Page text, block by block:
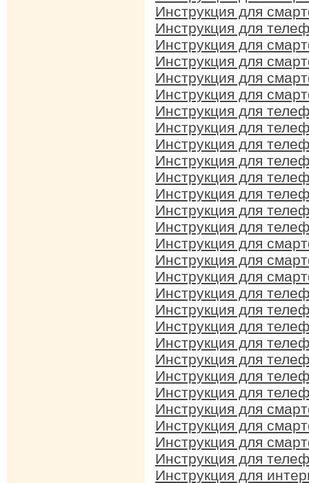
Инструкция для
Инструкция для
Инструкция для
Инструкция для
Инструкция для
Инструкция для
Инструкция для
Инструкция для
Инструкция для
Инструкция для
Инструкция для
Инструкция для
Инструкция для
Инструкция для
Инструкция для
Инструкция для
Инструкция для
Инструкция для
Инструкция для
Инструкция для
Инструкция для
Инструкция для
Инструкция для
Инструкция для
Инструкция для
Инструкция для
Инструкция для
Инструкция для
Инструкция для